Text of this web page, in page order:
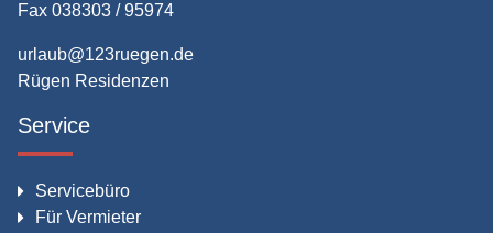
Fax 038303 / 95974
urlaub@123ruegen.de
Rügen Residenzen
Service
Servicebüro
Für Vermieter